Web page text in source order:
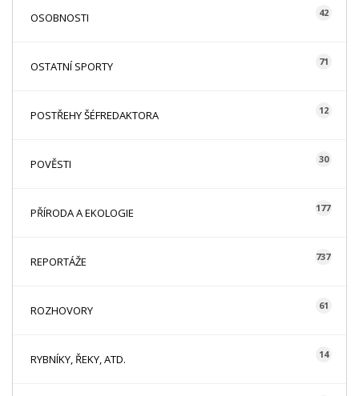
OSOBNOSTI 42
OSTATNÍ SPORTY 71
POSTŘEHY ŠÉFREDAKTORA 12
POVĚSTI 30
PŘÍRODA A EKOLOGIE 177
REPORTÁŽE 737
ROZHOVORY 61
RYBNÍKY, ŘEKY, ATD. 14